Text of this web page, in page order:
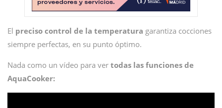
El preciso control de la temperatura garantiza cocciones
siempre perfectas, en su punto óptimo.
Nada como un vídeo para ver todas las funciones de
AquaCooker: